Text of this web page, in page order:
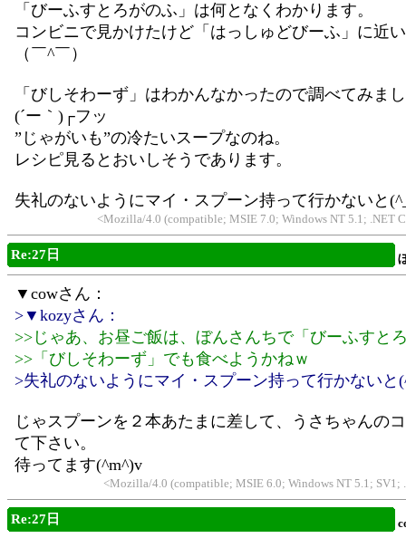
「びーふすとろがのふ」は何となくわかります。
コンビニで見かけたけど「はっしゅどびーふ」に近
（￣^￣）
「びしそわーず」はわかんなかったので調べてみま
(´ー｀)┌フッ
”じゃがいも”の冷たいスープなのね。
レシピ見るとおいしそうであります。
失礼のないようにマイ・スプーン持って行かないと
<Mozilla/4.0 (compatible; MSIE 7.0; Windows NT 5.1; .NET
Re:27日
▼cowさん：
>▼kozyさん：
>>じゃあ、お昼ご飯は、ぼんさんちで「びーふすと
>>「びしそわーず」でも食べようかねｗ
>失礼のないようにマイ・スプーン持って行かないと
じゃスプーンを２本あたまに差して、うさちゃんの
て下さい。
待ってます(^m^)v
<Mozilla/4.0 (compatible; MSIE 6.0; Windows NT 5.1;
Re:27日